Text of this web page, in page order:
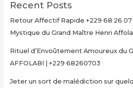
et
Ultra-
Rapide
Multiplier
Votre
Recent Posts
Retour Affectif Rapide +229 68 26 07
Mystique du Grand Maître Henri
Rituel d’Envoûtement Amoureux du
AFFOLABI | +229 68260703
Jeter un sort de malédiction sur